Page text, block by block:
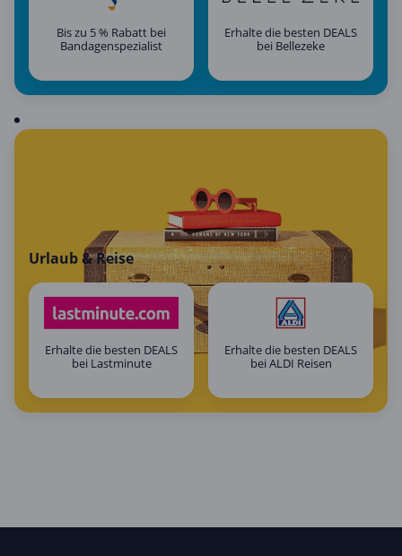
Bis zu 5 % Rabatt bei
Bandagenspezialist
Erhalte die besten DEALS
bei Bellezeke
Urlaub & Reise
Erhalte die besten DEALS
bei Lastminute
Erhalte die besten DEALS
bei ALDI Reisen